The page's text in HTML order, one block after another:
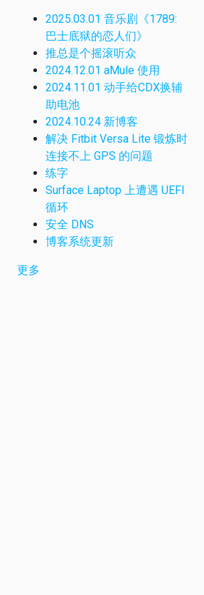
2025.03.01 音乐剧《1789:
巴士底狱的恋人们》
推总是个摇滚听众
2024.12.01 aMule 使用
2024.11.01 动手给CDX换辅
助电池
2024.10.24 新博客
解决 Fitbit Versa Lite 锻炼时
连接不上 GPS 的问题
练字
Surface Laptop 上遭遇 UEFI
循环
安全 DNS
博客系统更新
更多